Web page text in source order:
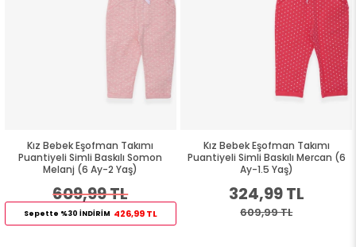
Kız Bebek Eşofman Takımı
Puantiyeli Simli Baskılı Somon
Melanj (6 Ay-2 Yaş)
609,99 TL
Sepette %30 İNDİRİM 426,99 TL
Kız Bebek Eşofman Takımı
Puantiyeli Simli Baskılı Mercan (6
Ay-1.5 Yaş)
324,99 TL
609,99 TL